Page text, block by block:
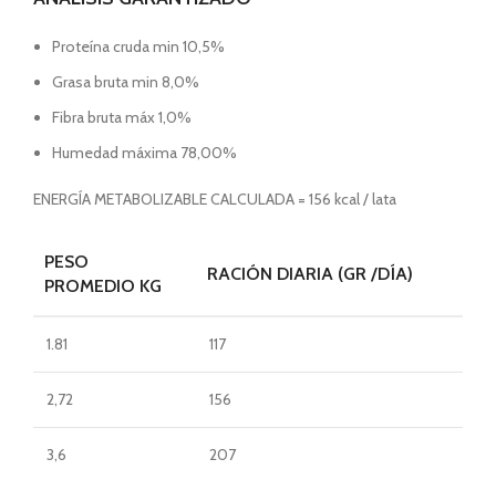
Proteína cruda min 10,5%
Grasa bruta min 8,0%
Fibra bruta máx 1,0%
Humedad máxima 78,00%
ENERGÍA METABOLIZABLE CALCULADA = 156 kcal / lata
PESO
PROMEDIO KG
RACIÓN DIARIA (GR /DÍA)
1.81 117
2,72 156
3,6 207